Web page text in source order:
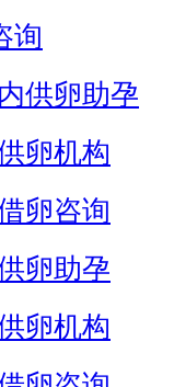
询
供卵助孕
卵机构
卵咨询
卵助孕
卵机构